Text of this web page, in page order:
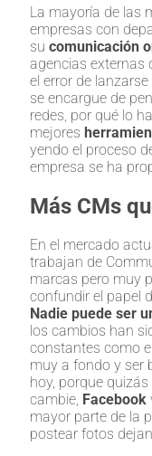
La mayoría de las
empresas con
su comunicación
agencias externas
el error de
se encargue de
redes, por qué lo
mejores
yendo el proceso
empresa se ha
Más CMs
En el mercado
trabajan de
marcas pero muy
confundir el papel
Nadie puede ser
los cambios han
constantes como
muy a fondo y ser
hoy, porque
cambie, Facebook
mayor parte de la
postear fotos